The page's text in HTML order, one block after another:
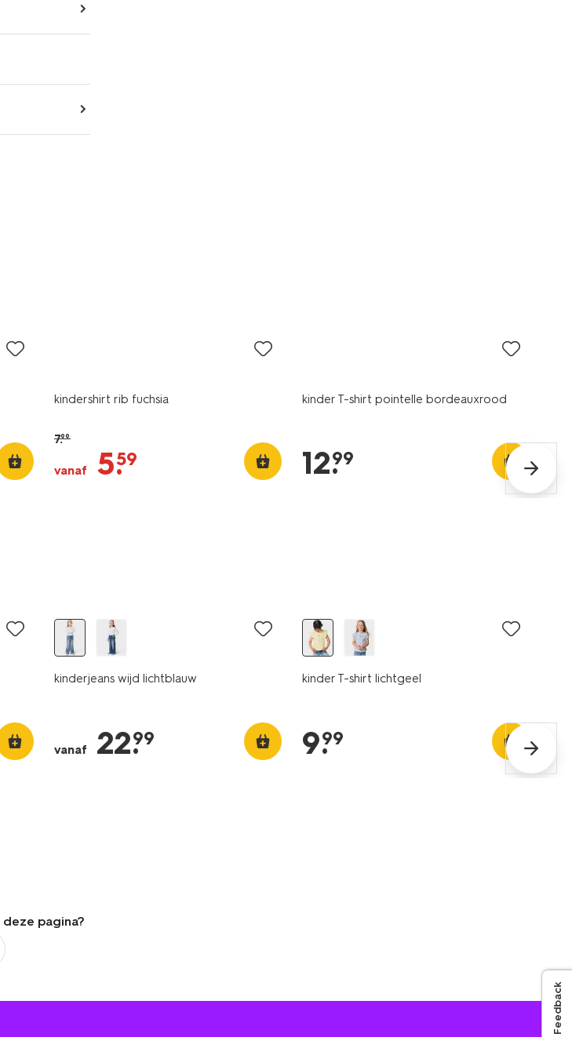
kindershirt rib fuchsia
7.99
vanaf 5.
59
kinder T-shirt pointelle bordeauxrood
12.
99
kinderjeans wijd lichtblauw
vanaf 22.
99
kinder T-shirt lichtgeel
9.
99
pagina?
Feedback